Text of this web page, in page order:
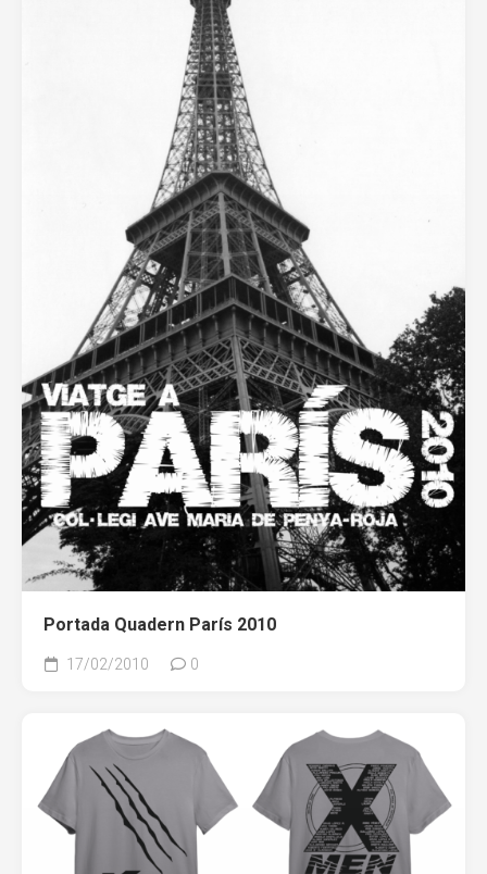
Portada Quadern París 2010
17/02/2010 0